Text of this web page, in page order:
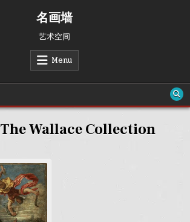
名画墙
艺术空间
Menu
The Wallace Collection